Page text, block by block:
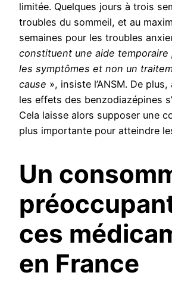
limitée. Quelques jours à trois
troubles du sommeil, et au
semaines pour les troubles
constituent une aide temporaire
les symptômes et non un
cause », insiste l’ANSM. De
les effets des benzodiazépines
Cela laisse alors supposer une
plus importante pour atteindre
Un
ces
en France